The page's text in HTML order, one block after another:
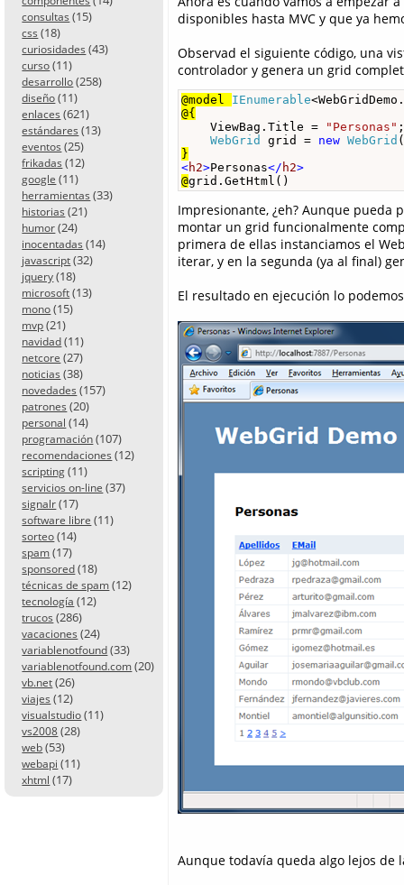
consultas (15)
css (18)
curiosidades (43)
curso (11)
desarrollo (258)
diseño (11)
enlaces (621)
estándares (13)
eventos (25)
frikadas (12)
google (11)
herramientas (33)
historias (21)
humor (24)
inocentadas (14)
javascript (32)
jquery (18)
microsoft (13)
mono (15)
mvp (21)
navidad (11)
netcore (27)
noticias (38)
novedades (157)
patrones (20)
personal (14)
programación (107)
recomendaciones (12)
scripting (11)
servicios on-line (37)
signalr (17)
software libre (11)
sorteo (14)
spam (17)
sponsored (18)
técnicas de spam (12)
tecnología (12)
trucos (286)
vacaciones (24)
variablenotfound (33)
variablenotfound.com (20)
vb.net (26)
viajes (12)
visualstudio (11)
vs2008 (28)
web (53)
webapi (11)
xhtml (17)
disponibles hasta MVC y que ya
Observad el siguiente código, una
controlador y genera un grid
@model IEnumerable
@{
ViewBag.Title =
"Personas" ;
WebGrid
grid = new WebGrid
}
<h2>Personas</ h2>
@grid.GetHtml()
Impresionante, ¿eh? Aunque pueda
montar un grid funcionalmente
primera de ellas instanciamos el
iterar, y en la segunda (ya al final)
El resultado en ejecución lo
Aunque todavía queda algo lejos de